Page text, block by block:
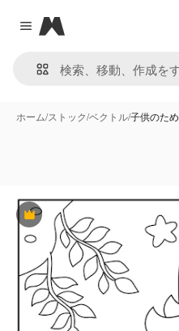
Close menu
Magnific
ホーム/ストック/ベクトル/子供のた
Premium